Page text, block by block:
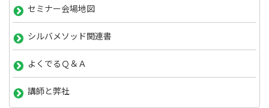
セミナー会場地図
シルバメソッド関連書
よくでるＱ＆Ａ
講師と弊社